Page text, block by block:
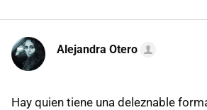
Alejandra Otero
Hay quien tiene una deleznable